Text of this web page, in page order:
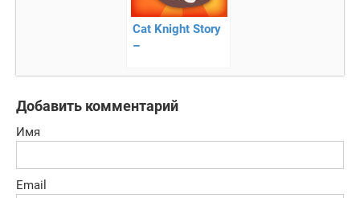
Cat Knight Story
–
котов
Добавить комментарий
Имя
Email